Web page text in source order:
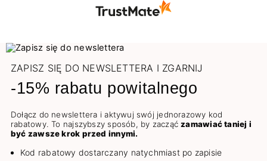
ZAPISZ SIĘ DO NEWSLETTERA I ZGARNIJ
-15% rabatu powitalnego
Dołącz do newslettera i aktywuj swój jednorazowy kod
rabatowy. To najszybszy sposób, by zacząćzamawiać taniej i
być zawsze krok przed innymi.
Kod rabatowy dostarczany natychmiast po zapisie